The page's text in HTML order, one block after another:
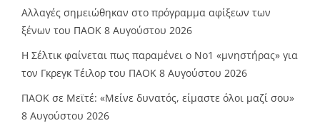
Αλλαγές σημειώθηκαν στο πρόγραμμα αφίξεων των
ξένων του ΠΑΟΚ 8 Αυγούστου 2026
Η Σέλτικ φαίνεται πως παραμένει ο Νο1 «μνηστήρας» για
τον Γκρεγκ Τέιλορ του ΠΑΟΚ 8 Αυγούστου 2026
ΠΑΟΚ σε Μεϊτέ: «Μείνε δυνατός, είμαστε όλοι μαζί σου»
8 Αυγούστου 2026